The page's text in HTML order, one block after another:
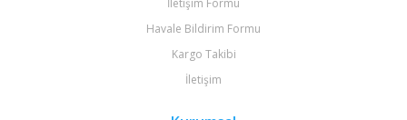
İletişim Formu
Havale Bildirim Formu
Kargo Takibi
İletişim